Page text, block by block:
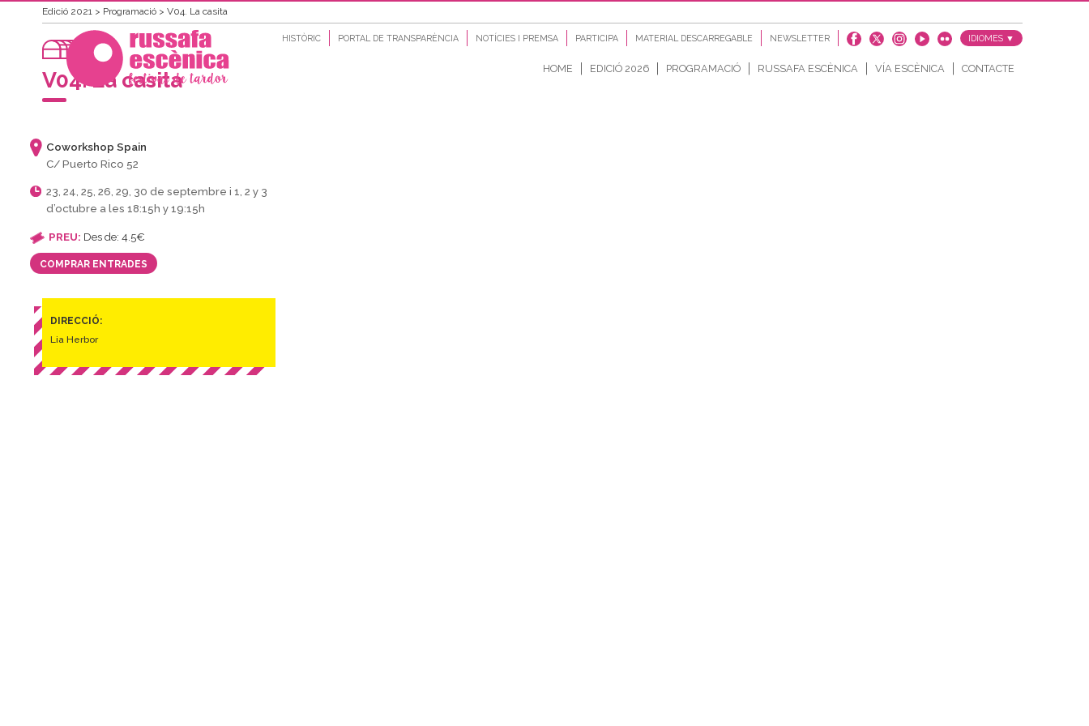
HISTÒRIC PORTAL DE TRANSPARÈNCIA NOTÍCIES I PREMSA PARTICIPA MATERIAL DESCARREGABLE NEWSLETTER IDIOMES ▼
HOME EDICIÓ 2026 PROGRAMACIÓ RUSSAFA ESCÈNICA VÍA ESCÈNICA CONTACTE
Edició 2021 > Programació > V04. La casita
V04. La casita
Coworkshop Spain
C/ Puerto Rico 52
23, 24, 25, 26, 29, 30 de septembre i 1, 2 y 3
d’octubre a les 18:15h y 19:15h
PREU: Des de: 4.5€
COMPRAR ENTRADES
DIRECCIÓ:
Lia Herbor